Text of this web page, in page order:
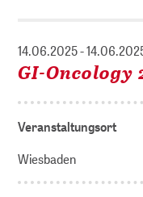
14.06.2025 -
GI-Oncology
Veranstaltungsort
Wiesbaden